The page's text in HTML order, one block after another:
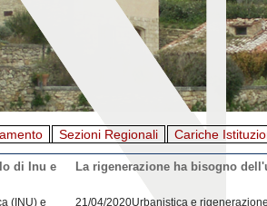
Sezioni Regionali Cariche
di Inu e
(INU) e
La rigenerazione ha bisogno
21/04/2020Urbanistica e